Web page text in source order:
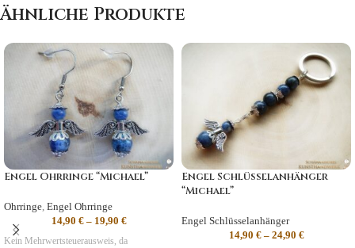
Ähnliche Produkte
Engel Ohrringe “Michael”
Ohrringe, Engel Ohrringe
14,90 €– 19,90 €
Kein Mehrwertsteuerausweis, da
Engel Schlüsselanhänger
“Michael”
Engel Schlüsselanhänger
14,90 €– 24,90 €